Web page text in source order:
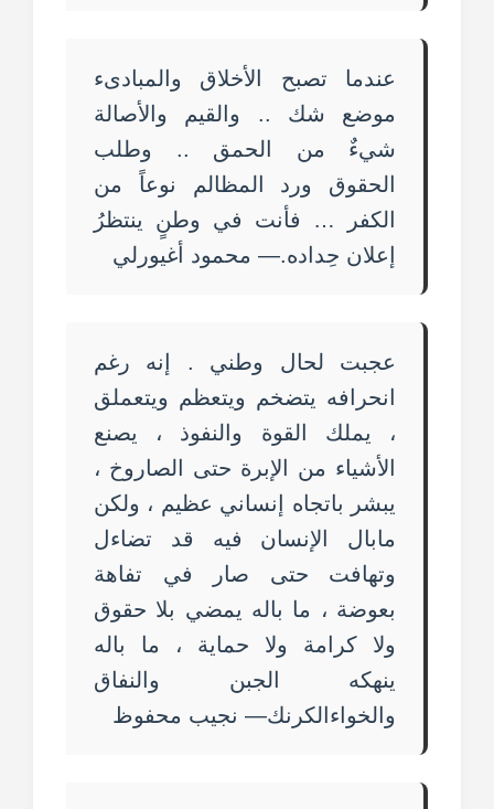
عندما تصبح الأخلاق والمبادىء
موضع شك .. والقيم والأصالة
شيءٌ من الحمق .. وطلب
الحقوق ورد المظالم نوعاً من
الكفر … فأنت في وطنٍ ينتظرُ
إعلان حِداده.— محمود أغيورلي
عجبت لحال وطني . إنه رغم
انحرافه يتضخم ويتعظم ويتعملق
، يملك القوة والنفوذ ، يصنع
الأشياء من الإبرة حتى الصاروخ ،
يبشر باتجاه إنساني عظيم ، ولكن
مابال الإنسان فيه قد تضاءل
وتهافت حتى صار في تفاهة
بعوضة ، ما باله يمضي بلا حقوق
ولا كرامة ولا حماية ، ما باله
ينهكه الجبن والنفاق
والخواءالكرنك— نجيب محفوظ